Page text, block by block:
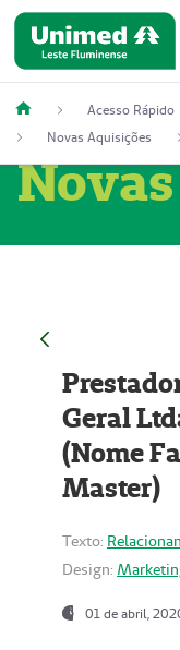
Acesso Rápido
Novas Aquisições
Geral
(Nome
Master)
Texto:
Design:
01 de abril,